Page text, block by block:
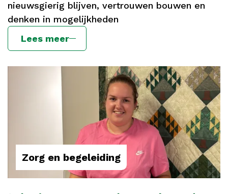
nieuwsgierig blijven, vertrouwen bouwen en
denken in mogelijkheden
Lees meer
Zorg en begeleiding